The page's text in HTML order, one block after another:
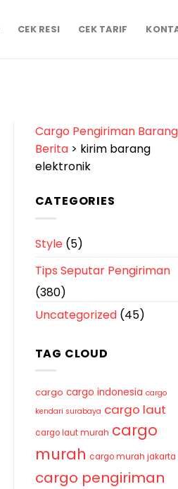
CEK RESI CEK TARIF
Cargo Pengiriman Barang
Berita> kirim barang
elektronik
CATEGORIES
Style(5)
Tips Seputar Pengiriman
(380)
Uncategorized(45)
TAG CLOUD
cargo cargo indonesia cargo
kendari surabaya cargo laut
cargo laut murah cargo
murah cargo murah jakarta
cargo pengiriman